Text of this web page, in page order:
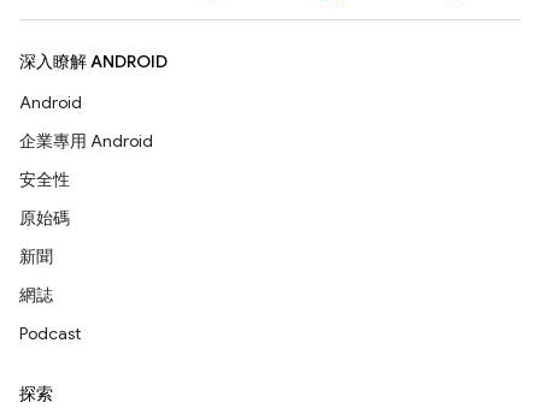
深入瞭解 ANDROID
Android
企業專用 Android
安全性
原始碼
新聞
網誌
Podcast
探索